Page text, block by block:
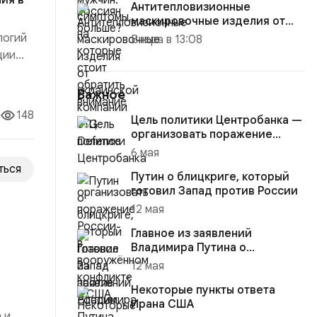
148
Антитепловизионные
маскировочные изделия от
украинской компании STG
Defence
Вчера в 13:08
Важное
Цель политики Центробанка —
организовать поражение
России в вооружённом
конфликте с США
6 мая
Путин о блицкриге, который
готовил Запад против России
12 мая
Главное из заявлений
Владимира Путина о
конфликте на Украине
12 мая
Некоторые пункты ответа
Ирана США